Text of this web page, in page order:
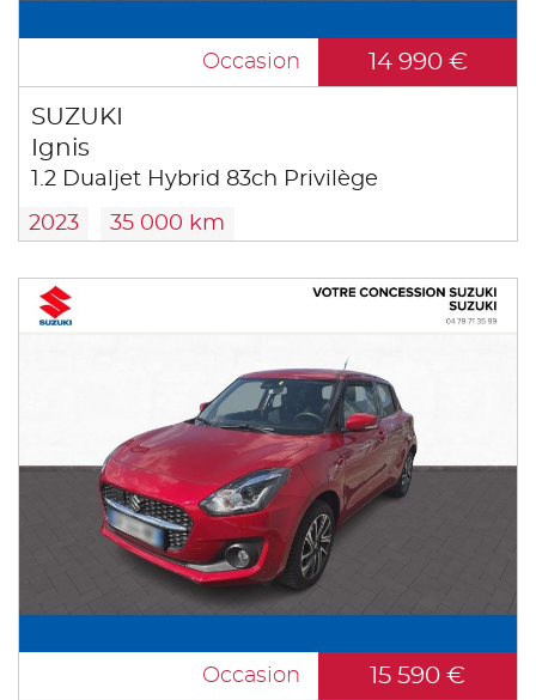
Occasion 14 990 €
SUZUKI
Ignis
1.2 Dualjet Hybrid 83ch Privilège
2023 35 000 km
Occasion 15 590 €